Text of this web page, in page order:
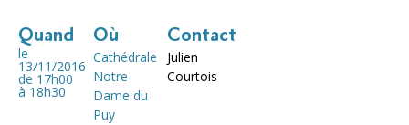
Quand
le
13/11/2016
de 17h00
à 18h30
Où
Cathédrale
Notre-
Dame du
Puy
Contact
Julien
Courtois